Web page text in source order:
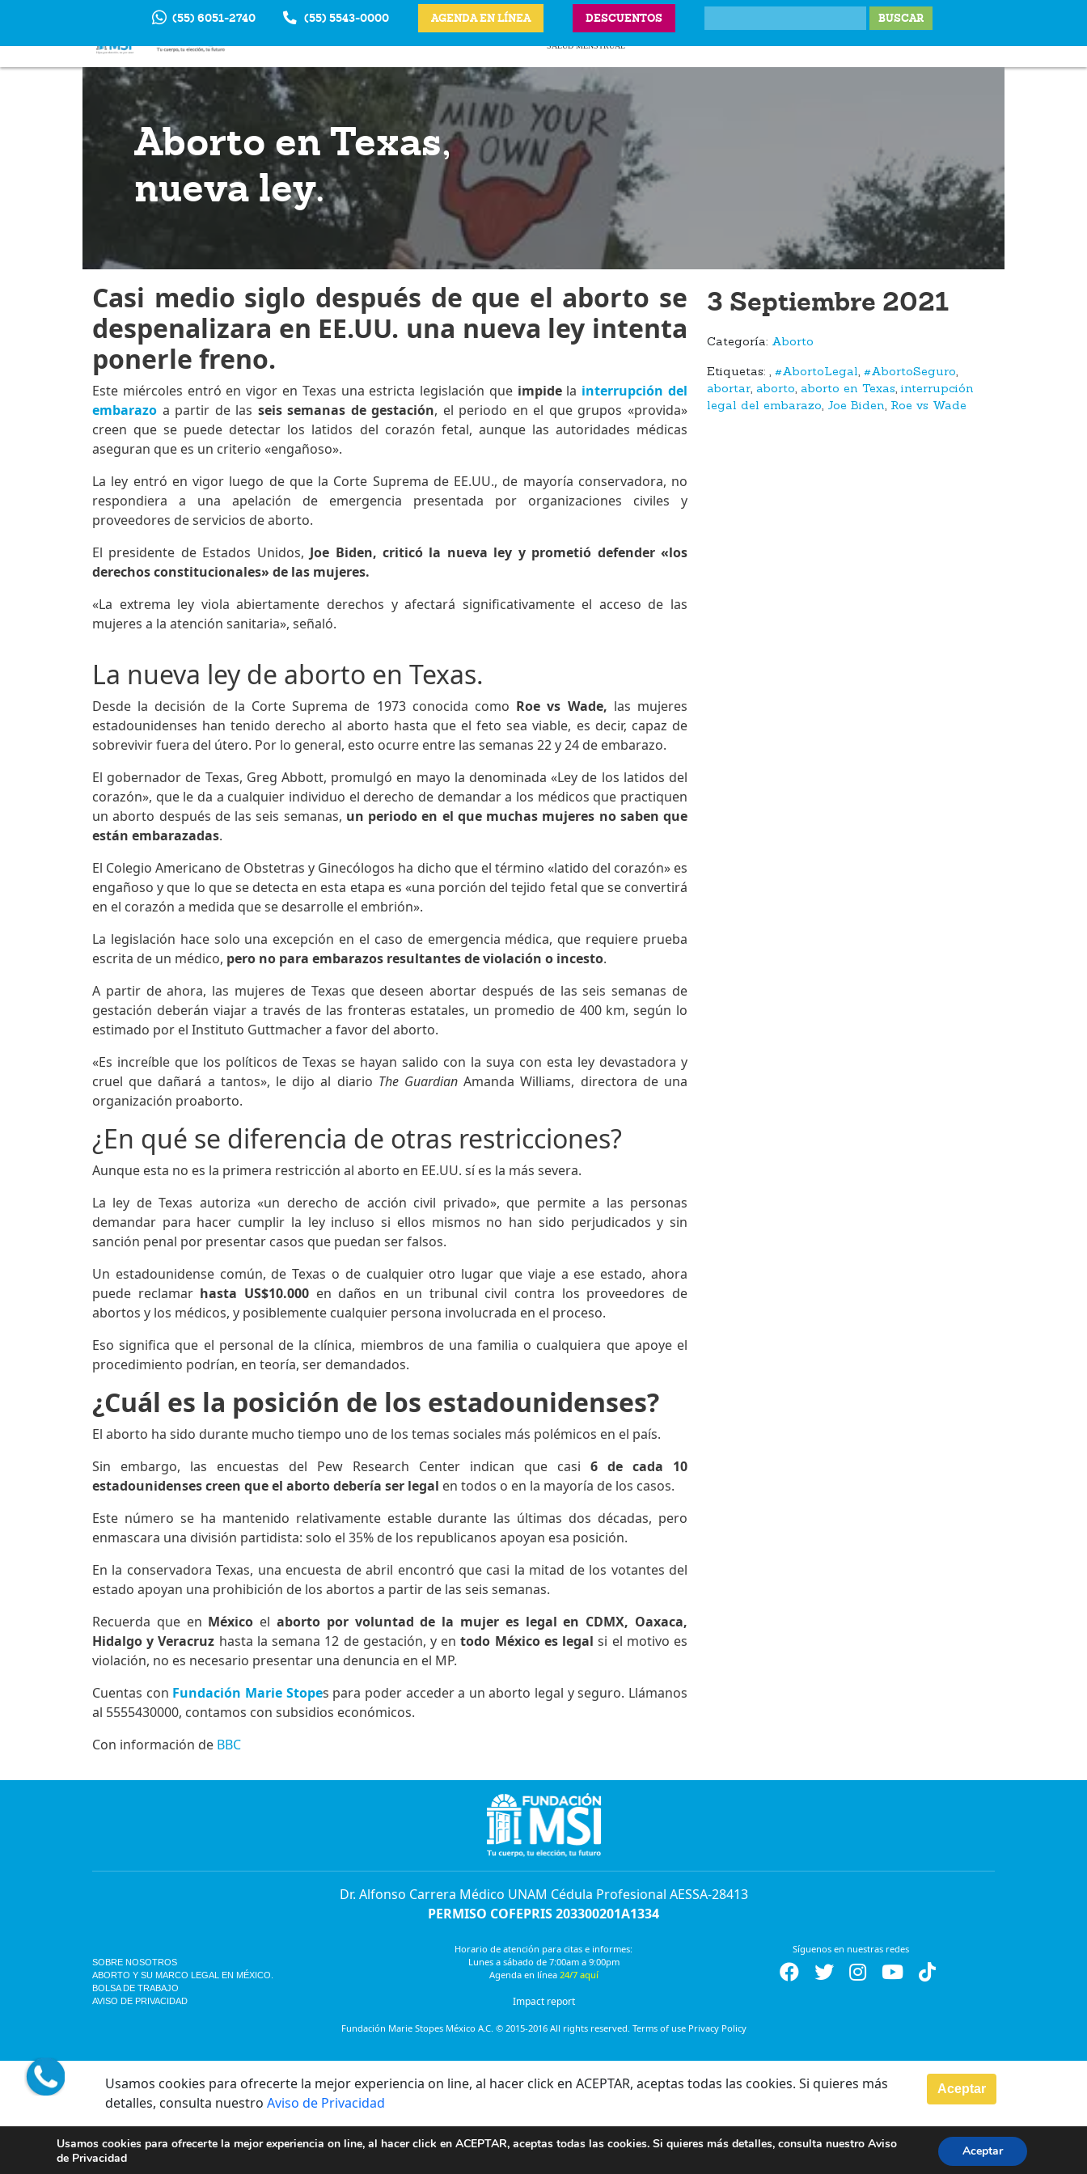
(55) 6051-2740 (55) 5543-0000 AGENDA EN LÍNEA DESCUENTOS
ANTICONCEPTIVOS
ITS
VPH
SALUD MENSTRUAL
PRECIOS Y UBICACIONES
Aborto en Texas,
nueva ley.
Casi medio siglo después de que el aborto se
despenalizara en EE.UU. una nueva ley intenta
ponerle freno.
Este miércoles entró en vigor en Texas una estricta legislación que impide la interrupción del
embarazo a partir de las seis semanas de gestación, el periodo en el que grupos «provida»
creen que se puede detectar los latidos del corazón fetal, aunque las autoridades médicas
aseguran que es un criterio «engañoso».
La ley entró en vigor luego de que la Corte Suprema de EE.UU., de mayoría conservadora, no
respondiera a una apelación de emergencia presentada por organizaciones civiles y
proveedores de servicios de aborto.
El presidente de Estados Unidos, Joe Biden, criticó la nueva ley y prometió defender «los
derechos constitucionales» de las mujeres.
«La extrema ley viola abiertamente derechos y afectará significativamente el acceso de las
mujeres a la atención sanitaria», señaló.
La nueva ley de aborto en Texas.
Desde la decisión de la Corte Suprema de 1973 conocida como Roe vs Wade, las mujeres
estadounidenses han tenido derecho al aborto hasta que el feto sea viable, es decir, capaz de
sobrevivir fuera del útero. Por lo general, esto ocurre entre las semanas 22 y 24 de embarazo.
El gobernador de Texas, Greg Abbott, promulgó en mayo la denominada «Ley de los latidos del
corazón», que le da a cualquier individuo el derecho de demandar a los médicos que practiquen
un aborto después de las seis semanas, un periodo en el que muchas mujeres no saben que
están embarazadas.
El Colegio Americano de Obstetras y Ginecólogos ha dicho que el término «latido del corazón» es
engañoso y que lo que se detecta en esta etapa es «una porción del tejido fetal que se convertirá
en el corazón a medida que se desarrolle el embrión».
La legislación hace solo una excepción en el caso de emergencia médica, que requiere prueba
escrita de un médico, pero no para embarazos resultantes de violación o incesto.
A partir de ahora, las mujeres de Texas que deseen abortar después de las seis semanas de
gestación deberán viajar a través de las fronteras estatales, un promedio de 400 km, según lo
estimado por el Instituto Guttmacher a favor del aborto.
«Es increíble que los políticos de Texas se hayan salido con la suya con esta ley devastadora y
cruel que dañará a tantos», le dijo al diario The Guardian Amanda Williams, directora de una
organización proaborto.
¿En qué se diferencia de otras restricciones?
Aunque esta no es la primera restricción al aborto en EE.UU. sí es la más severa.
La ley de Texas autoriza «un derecho de acción civil privado», que permite a las personas
demandar para hacer cumplir la ley incluso si ellos mismos no han sido perjudicados y sin
sanción penal por presentar casos que puedan ser falsos.
Un estadounidense común, de Texas o de cualquier otro lugar que viaje a ese estado, ahora
puede reclamar hasta US$10.000 en daños en un tribunal civil contra los proveedores de
abortos y los médicos, y posiblemente cualquier persona involucrada en el proceso.
Eso significa que el personal de la clínica, miembros de una familia o cualquiera que apoye el
procedimiento podrían, en teoría, ser demandados.
¿Cuál es la posición de los estadounidenses?
El aborto ha sido durante mucho tiempo uno de los temas sociales más polémicos en el país.
Sin embargo, las encuestas del Pew Research Center indican que casi 6 de cada 10
estadounidenses creen que el aborto debería ser legal en todos o en la mayoría de los casos.
Este número se ha mantenido relativamente estable durante las últimas dos décadas, pero
enmascara una división partidista: solo el 35% de los republicanos apoyan esa posición.
En la conservadora Texas, una encuesta de abril encontró que casi la mitad de los votantes del
estado apoyan una prohibición de los abortos a partir de las seis semanas.
Recuerda que en México elaborto por voluntad de la mujer es legal en CDMX, Oaxaca,
Hidalgo y Veracruz hasta la semana 12 de gestación, y entodo México es legalsi el motivo es
violación, no es necesario presentar una denuncia en el MP.
Cuentas con Fundación Marie Stopes para poder acceder a un aborto legal y seguro. Llámanos
al 5555430000, contamos con subsidios económicos.
Con información de BBC
3 Septiembre 2021
Categoría: Aborto
Etiquetas: , #AbortoLegal, #AbortoSeguro,
abortar, aborto, aborto en Texas,interrupción
legal del embarazo, Joe Biden, Roe vs Wade
Dr. Alfonso Carrera Médico UNAM Cédula Profesional AESSA-28413
PERMISO COFEPRIS 203300201A1334
SOBRE NOSOTROS
ABORTO Y SU MARCO LEGAL EN MÉXICO.
BOLSA DE TRABAJO
AVISO DE PRIVACIDAD
Horario de atención para citas e informes:
Lunes a sábado de 7:00am a 9:00pm
Agenda en línea 24/7 aquí
Impact report
Síguenos en nuestras redes
Fundación Marie Stopes México A.C. © 2015-2016 All rights reserved. Terms of use Privacy Policy
Usamos cookies para ofrecerte la mejor experiencia on line, al hacer click en ACEPTAR, aceptas todas las cookies. Si quieres más
detalles, consulta nuestro Aviso de Privacidad
Aceptar
Usamos cookies para ofrecerte la mejor experiencia on line, al hacer click en ACEPTAR, aceptas todas las cookies. Si quieres más detalles, consulta nuestro Aviso
de Privacidad
Aceptar